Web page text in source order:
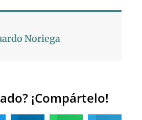
Noriega
¡Compártelo!